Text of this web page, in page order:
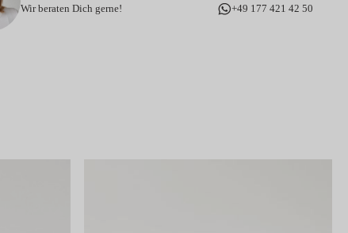
Wir beraten Dich gerne!
+49 177 421 42 50